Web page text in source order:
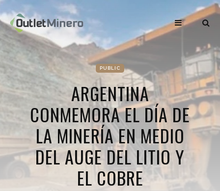
PUBLIC
ARGENTINA
CONMEMORA EL DÍA DE
LA MINERÍA EN MEDIO
DEL AUGE DEL LITIO Y
EL COBRE